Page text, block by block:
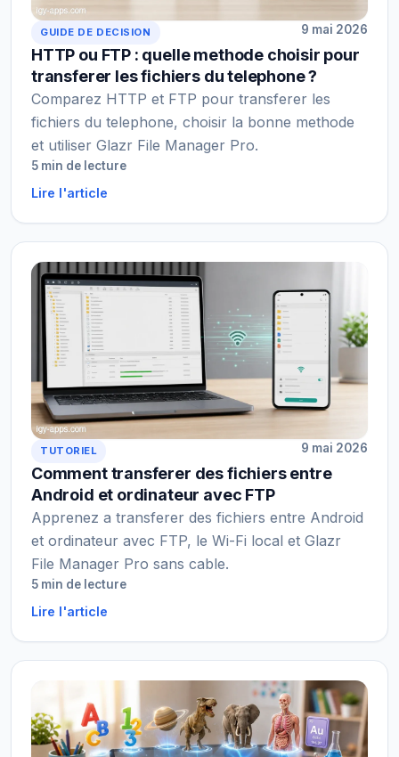
GUIDE DE DECISION 9 mai 2026
HTTP ou FTP : quelle methode choisir pour
transferer les fichiers du telephone ?
Comparez HTTP et FTP pour transferer les
fichiers du telephone, choisir la bonne methode
et utiliser Glazr File Manager Pro.
5 min de lecture
Lire l'article
TUTORIEL 9 mai 2026
Comment transferer des fichiers entre
Android et ordinateur avec FTP
Apprenez a transferer des fichiers entre Android
et ordinateur avec FTP, le Wi-Fi local et Glazr
File Manager Pro sans cable.
5 min de lecture
Lire l'article